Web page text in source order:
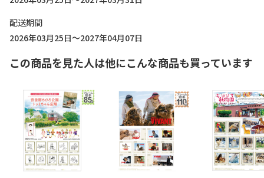
配送期間
2026年03月25日～2027年04月07日
この商品を見た人は他にこんな商品も買っています